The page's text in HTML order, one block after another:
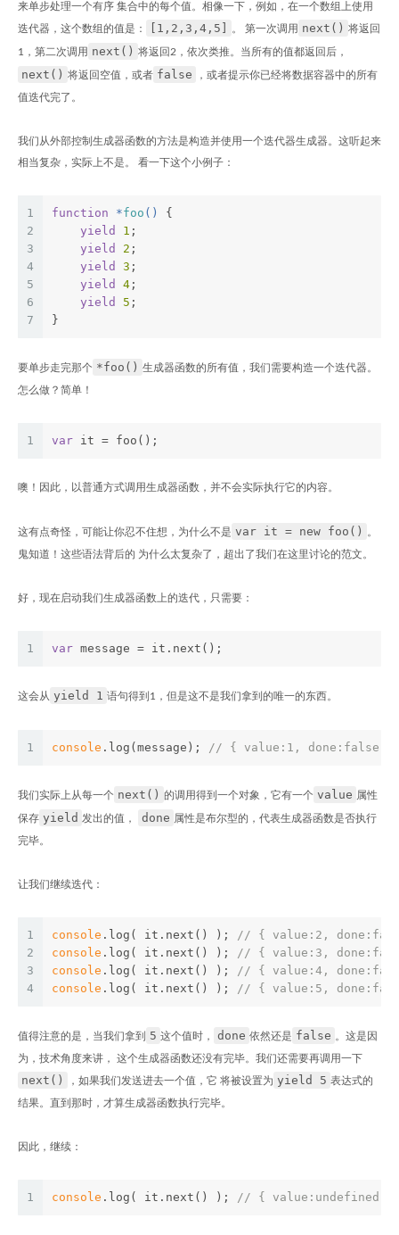
来单步处理一个有序 集合中的每个值。相像一下，例如，在一个数组上使用
迭代器，这个数组的值是： [1,2,3,4,5] 。 第一次调用 next() 将返回
1，第二次调用 next() 将返回2，依次类推。当所有的值都返回后，
next() 将返回空值，或者 false ，或者提示你已经将数据容器中的所有
值迭代完了。
我们从外部控制生成器函数的方法是构造并使用一个迭代器生成器。这听起来
相当复杂，实际上不是。 看一下这个小例子：
1
2
3
4
5
6
7
function *foo ( ) {
yield
1 ;
yield
2 ;
yield
3 ;
yield
4 ;
yield
5 ;
}
要单步走完那个 *foo() 生成器函数的所有值，我们需要构造一个迭代器。
怎么做？简单！
1 var it = foo();
噢！因此，以普通方式调用生成器函数，并不会实际执行它的内容。
这有点奇怪，可能让你忍不住想，为什么不是 var it = new foo() 。
鬼知道！这些语法背后的 为什么太复杂了，超出了我们在这里讨论的范文。
好，现在启动我们生成器函数上的迭代，只需要：
1 var message = it.next();
这会从 yield 1 语句得到1，但是这不是我们拿到的唯一的东西。
1 console .log(message); // { value:1, done:false }
我们实际上从每一个 next() 的调用得到一个对象，它有一个 value 属性
保存 yield 发出的值， done 属性是布尔型的，代表生成器函数是否执行
完毕。
让我们继续迭代：
1
2
3
4
console .log( it.next() ); // { value:2,
console .log( it.next() ); // { value:3,
console .log( it.next() ); // { value:4,
console .log( it.next() ); // { value:5,
值得注意的是，当我们拿到 5 这个值时， done 依然还是 false 。这是因
为，技术角度来讲， 这个生成器函数还没有完毕。我们还需要再调用一下
next() ，如果我们发送进去一个值，它 将被设置为 yield 5 表达式的
结果。直到那时，才算生成器函数执行完毕。
因此，继续：
1 console .log( it.next() ); // { value:undefined,